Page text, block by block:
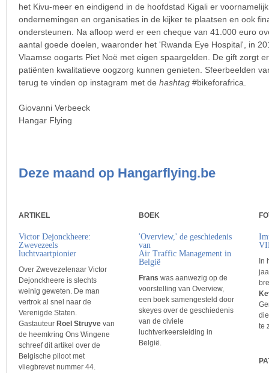
het Kivu-meer en eindigend in de hoofdstad Kigali er
ondernemingen en organisaties in de kijker te plaatsen en ook
ondersteunen. Na afloop werd er een cheque van 41.000 euro
aantal goede doelen, waaronder het 'Rwanda Eye Hospital', in
Vlaamse oogarts Piet Noë met eigen spaargelden. De gift zorgt
patiënten kwalitatieve oogzorg kunnen genieten. Sfeerbeelden
terug te vinden op instagram met de hashtag #bikeforafrica.
Giovanni Verbeeck
Hangar Flying
Deze maand op Hangarflying.be
ARTIKEL
Victor Dejonckheere:
Zwevezeels
luchtvaartpionier
Over Zwevezelenaar Victor
Dejonckheere is slechts
weinig geweten. De man
vertrok al snel naar de
Verenigde Staten.
Gastauteur Roel Struyve van
de heemkring Ons Wingene
schreef dit artikel over de
Belgische piloot met
vliegbrevet nummer 44.
BOEK
'Overview,' de geschiedenis
van
Air Traffic Management in
België
Frans was aanwezig op de
voorstelling van Overview,
een boek samengesteld door
skeyes over de geschiedenis
van de civiele
luchtverkeersleiding in
België.
In
te